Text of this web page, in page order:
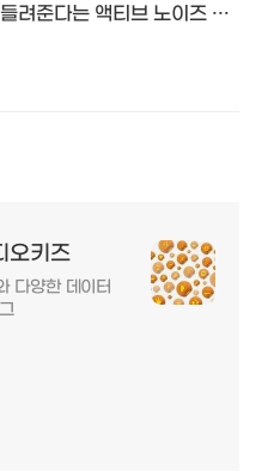
려준다는 액티브 노이즈 캔
드리스 이어폰...
키즈
다양한 데이터